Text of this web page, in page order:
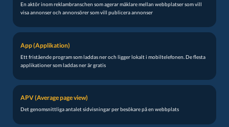
En aktör inom reklambranschen som agerar mäklare mellan webbplatser som vill
visa annonser och annonsörer som vill publicera annonser
App (Applikation)
Ett fristående program som laddas ner och ligger lokalt i mobiltelefonen. De flesta
applikationer som laddas ner är gratis
APV (Average page view)
Det genomsnittliga antalet sidvisningar per besökare på en webbplats